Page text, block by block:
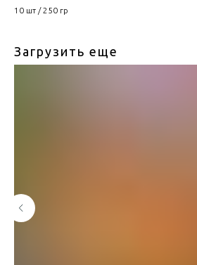
10 шт / 250 гр
Загрузить еще